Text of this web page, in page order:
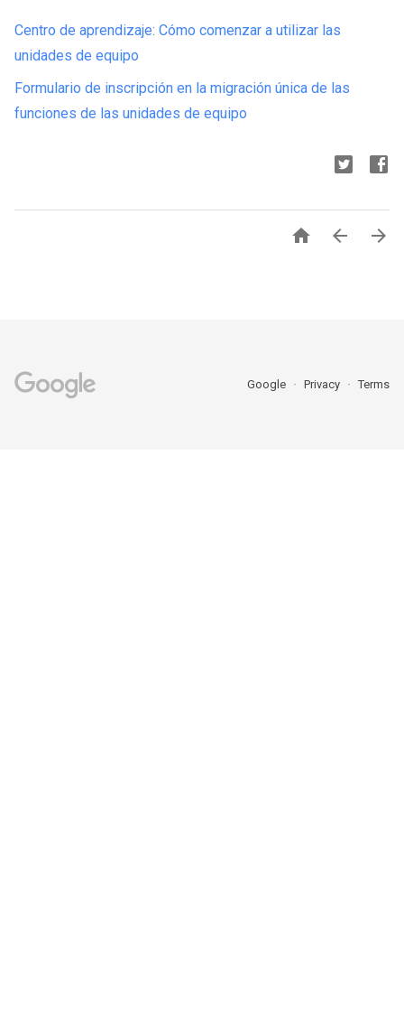
Centro de aprendizaje: Cómo comenzar a utilizar las
unidades de equipo
Formulario de inscripción en la migración única de las
funciones de las unidades de equipo
  
Google Privacy Terms